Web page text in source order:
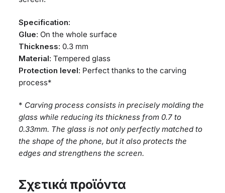
Specification:
Glue: On the whole surface
Thickness: 0.3 mm
Material: Tempered glass
Protection level: Perfect thanks to the carving
process*
* Carving process consists in precisely molding the
glass while reducing its thickness from 0.7 to
0.33mm. The glass is not only perfectly matched to
the shape of the phone, but it also protects the
edges and strengthens the screen.
Σχετικά προϊόντα